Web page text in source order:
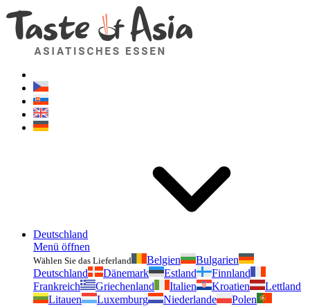
Deutschland
Menü öffnen
Wählen Sie das Lieferland Belgien
Bulgarien
Deutschland
Dänemark Estland
Finnland
Frankreich
Griechenland Italien Kroatien
Lettland
Litauen
Luxemburg Niederlande
Polen
Geschmackvonasien.de
Zögern Sie nicht zu fragen. Ich bin für Sie da!